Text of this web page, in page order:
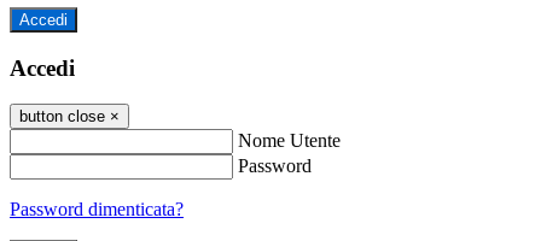
Accedi
Accedi
button close ×
Nome Utente
Password
Password dimenticata?